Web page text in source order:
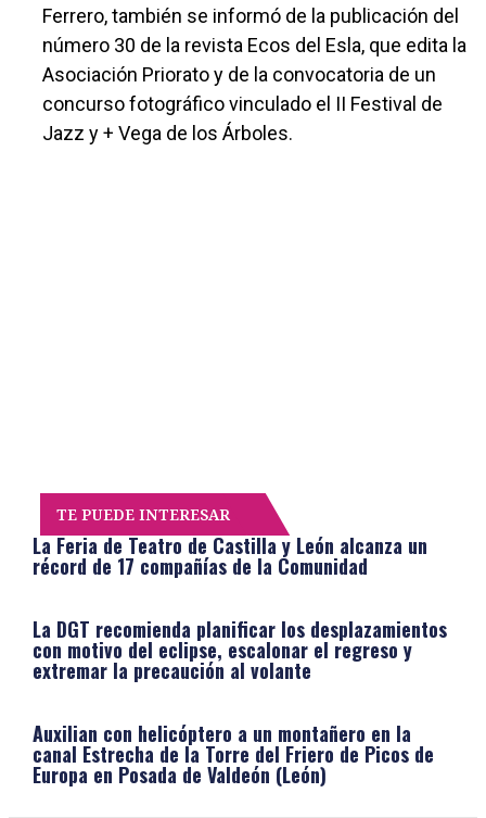
Ferrero, también se informó de la publicación del
número 30 de la revista Ecos del Esla, que edita la
Asociación Priorato y de la convocatoria de un
concurso fotográfico vinculado el II Festival de
Jazz y + Vega de los Árboles.
TE PUEDE INTERESAR
La Feria de Teatro de Castilla y León alcanza un
récord de 17 compañías de la Comunidad
La DGT recomienda planificar los desplazamientos
con motivo del eclipse, escalonar el regreso y
extremar la precaución al volante
Auxilian con helicóptero a un montañero en la
canal Estrecha de la Torre del Friero de Picos de
Europa en Posada de Valdeón (León)